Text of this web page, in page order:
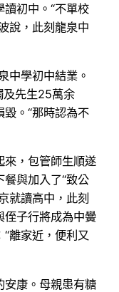
初中。“不單校
說，此刻龍泉中
中學初中結業。
及先生25萬余
。“那時認為不
來，包管師生順遂
與加入了“致公
就讀高中，此刻
侄子行將成為中黌
離家近，便利又
安康。母親患有糖